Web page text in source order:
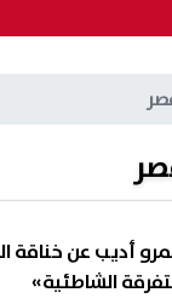
أديب عن خناقة
الشاطئية»